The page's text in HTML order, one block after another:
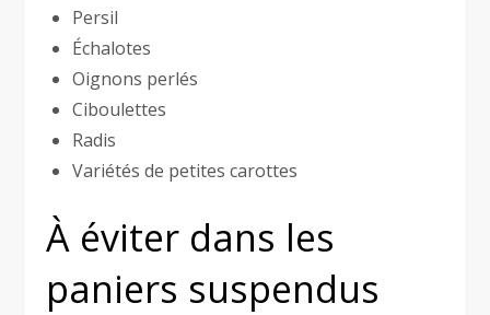
Persil
Échalotes
Oignons perlés
Ciboulettes
Radis
Variétés de petites carottes
À éviter dans les
paniers suspendus